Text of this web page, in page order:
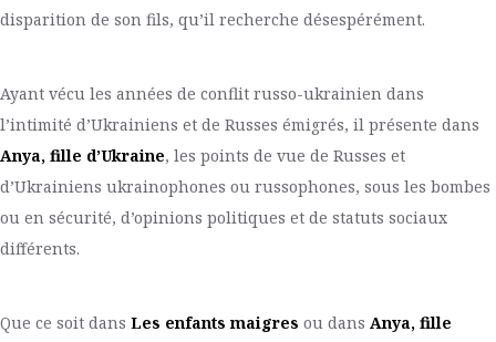
disparition de son fils, qu’il recherche désespérément.
Ayant vécu les années de conflit russo-ukrainien dans
l’intimité d’Ukrainiens et de Russes émigrés, il présente dans
Anya, fille d’Ukraine, les points de vue de Russes et
d’Ukrainiens ukrainophones ou russophones, sous les bombes
ou en sécurité, d’opinions politiques et de statuts sociaux
différents.
Que ce soit dans Les enfants maigres ou dans Anya, fille